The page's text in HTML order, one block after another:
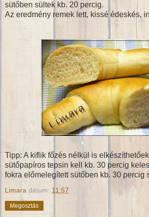
sütőben sültek kb. 20 percig.
Az eredmény remek lett, kissé édeskés,
Tipp: A kiflik főzés nélkül is
sütőpapíros tepsin kell kb. 30 percig
fokra előmelegített sütőben kb. 30 percig
Limara dátum: 11:57
Megosztás